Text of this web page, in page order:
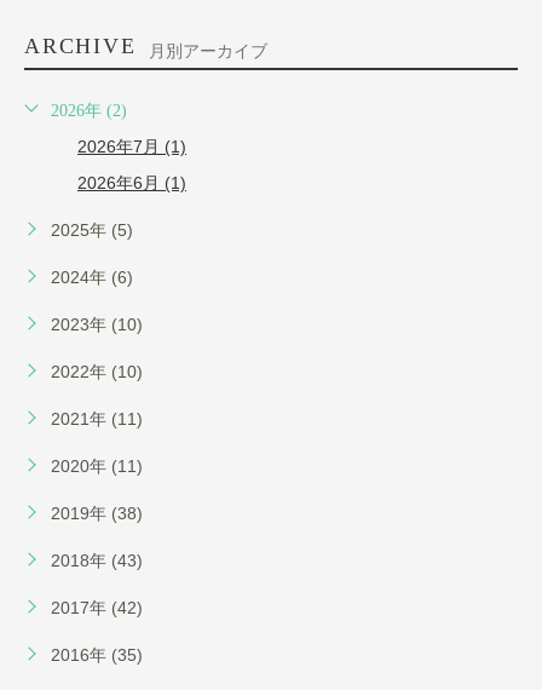
ARCHIVE 月別アーカイブ
2026年 (2)
2026年7月 (1)
2026年6月 (1)
2025年 (5)
2024年 (6)
2023年 (10)
2022年 (10)
2021年 (11)
2020年 (11)
2019年 (38)
2018年 (43)
2017年 (42)
2016年 (35)